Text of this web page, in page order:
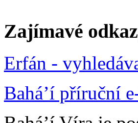
Zajímavé
Erfán -
Bahá’í příruční